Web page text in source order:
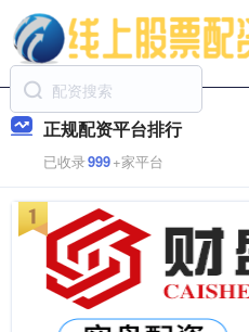
正规配资平台排行
已收录999+家平台